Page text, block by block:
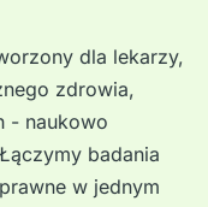
dla lekarzy,
zdrowia,
- naukowo
badania
w jednym